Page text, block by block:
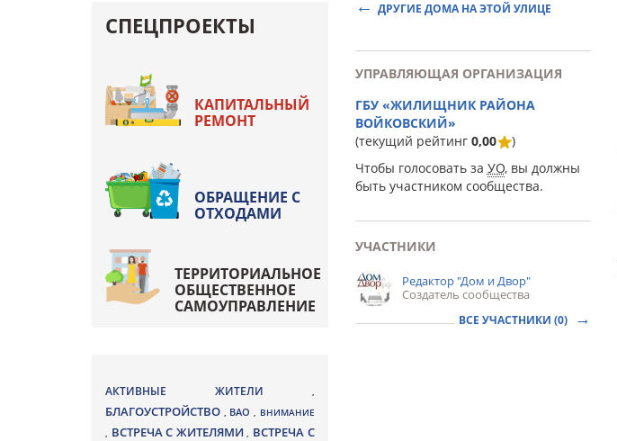
ДРУГИЕ ДОМА НА ЭТОЙ УЛИЦЕ
УПРАВЛЯЮЩАЯ ОРГАНИЗАЦИЯ
ГБУ «ЖИЛИЩНИК РАЙОНА
ВОЙКОВСКИЙ»
(текущий рейтинг 0,00
)
Чтобы голосовать за УО, вы должны
быть участником сообщества.
УЧАСТНИКИ
Редактор "Дом и Двор"
Создатель сообщества
ВСЕ УЧАСТНИКИ (0)
СПЕЦПРОЕКТЫ
КАПИТАЛЬНЫЙ
РЕМОНТ
ОБРАЩЕНИЕ С
ОТХОДАМИ
ТЕРРИТОРИАЛЬНОЕ
ОБЩЕСТВЕННОЕ
САМОУПРАВЛЕНИЕ
АКТИВНЫЕ ЖИТЕЛИ ,
БЛАГОУСТРОЙСТВО , ВАО , ВНИМАНИЕ
, ВСТРЕЧА С ЖИТЕЛЯМИ, ВСТРЕЧА С